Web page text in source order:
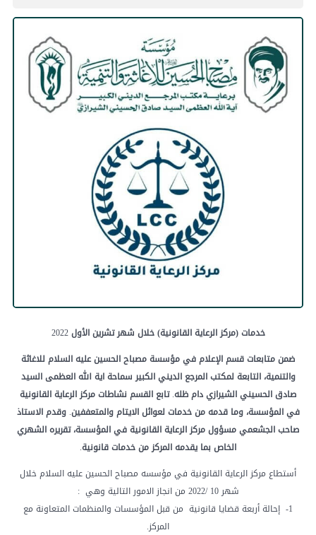
خدمات (مركزالرعاية القانونية) خلال شهرتشرين الأول2022
ضمنمتابعاتقسمالإعلامفيمؤسسةمصباحالحسينعليهالسلام للاغاثة
والتنمية، التابعة لمكتب المرجع الديني الكبير سماحة اية الله العظمى السيد
صادقالحسينيالشيرازيدامظله.تابع القسم نشاطاتمركزالرعايةالقانونية
في المؤسسة، وما قدمه من خدمات لعوائل الايتام والمتعففين.وقدم الاستاذ
صاحبالجشعميمسؤولمركزالرعايةالقانونيةفيالمؤسسة،تقريرهالشهري
الخاص بما يقدمهالمركزمنخدماتقانونية.
أستطاع مركز الرعاية القانونية في مؤسسه مصباح الحسين عليه السلام خلال
شهر 10 /2022 من انجاز الامور التالية وهي :
1- إحالة أربعة قضايا قانونية من قبل المؤسسات والمنظمات المتعاونة مع
المركز.